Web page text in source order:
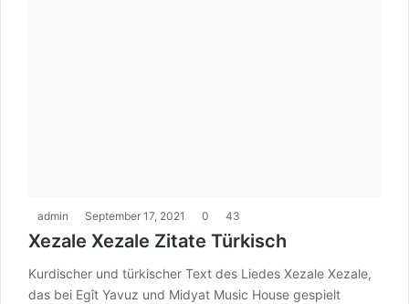
admin September 17, 2021 0 43
Xezale Xezale Zitate Türkisch
Kurdischer und türkischer Text des Liedes Xezale Xezale,
das bei Egît Yavuz und Midyat Music House gespielt